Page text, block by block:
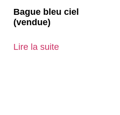
Bague bleu ciel
(vendue)
Lire la suite